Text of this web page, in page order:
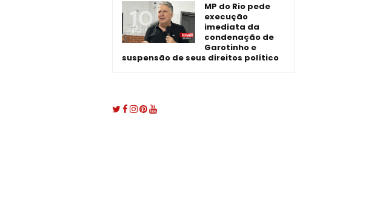
MP do Rio pede
execução
imediata da
condenação de
Garotinho e
suspensão de seus direitos político